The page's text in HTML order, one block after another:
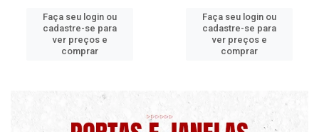
Faça seu login ou
cadastre-se para
ver preços e
comprar
Faça seu login ou
cadastre-se para
ver preços e
comprar